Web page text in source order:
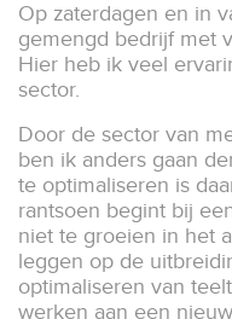
Op zaterdagen en in
gemengd bedrijf met
Hier heb ik veel
sector.
Door de sector van
ben ik anders gaan
te optimaliseren is
rantsoen begint bij
niet te groeien in het
leggen op de
optimaliseren van
werken aan een